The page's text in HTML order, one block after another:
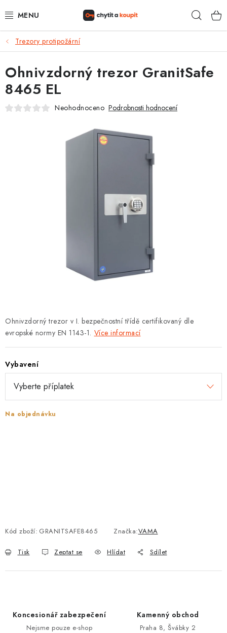
na
DŮM, BYT, ZAHRADA
ZÁMEČNICTVÍ - ZABEZPEČENÍ
KANCELÁŘ
NAŠE VÝHODY
VELKOOBCHOD
Zámečnické služby Státní instituce
Zabezpečení bytů
Bezpečnostní třídy - PYRAMIDA BEZPEČNOSTI
Bezpečnostní třídy
Trezory protipožární
Ohnivzdorný trezor v I. bezpečnostní třídě certifikovaný dle
evropské normy EN 1143-1. Více informací
Vybavení
Na objednávku
Kód zboží: GRANITSAFE8465 Značka:VAMA
Tisk Zeptat se Hlídat Sdílet
Ohnivzdorný trezor GranitSafe
8465 EL
Neohodnoceno Podrobnosti hodnocení
Koncesionář zabezpečení
Nejsme pouze e-shop
Kamenný obchod
Praha 8, Švábky 2